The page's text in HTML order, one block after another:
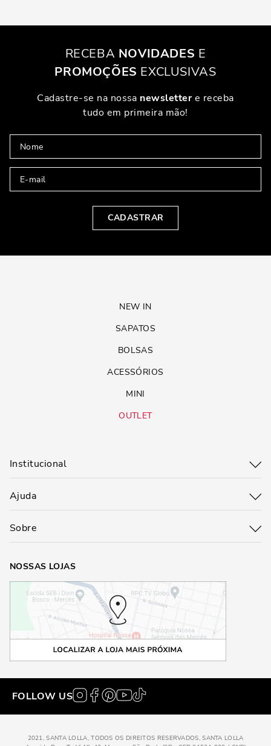
RECEBA NOVIDADES E
PROMOÇÕES EXCLUSIVAS
Cadastre-se na nossa newslettere receba
tudo em primeira mão!
CADASTRAR
NEW IN
SAPATOS
BOLSAS
ACESSÓRIOS
MINI
OUTLET
Institucional
Ajuda
Sobre
NOSSAS LOJAS
FOLLOW US
2021, SANTA LOLLA, TODOS OS DIREITOS RESERVADOS, SANTA LOLLA